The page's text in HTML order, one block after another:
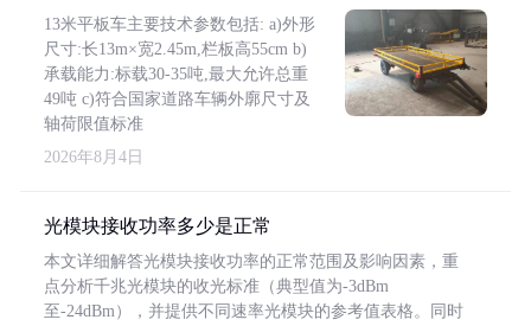
13米平板车主要技术参数包括: a)外形
尺寸:长13m×宽2.45m,栏板高55cm b)
承载能力:标载30-35吨,最大允许总重
49吨 c)符合国家道路车辆外廓尺寸及
轴荷限值标准
2026年8月4日
光模块接收功率多少是正常
本文详细解答光模块接收功率的正常范围及影响因素，重
点分析千兆光模块的收光标准（典型值为-3dBm
至-24dBm），并提供不同速率光模块的参考值表格。同时